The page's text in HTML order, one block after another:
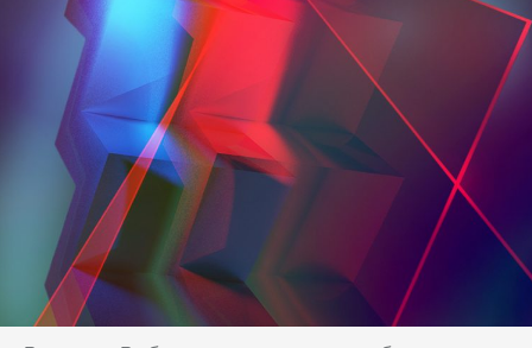
#VectorBucket
#АгентныйИИ
#ЭкосистемаBaum
#ПирамидаBaum
#WALSH #GPU
#Medical
#Здравоохранение
#SWARM #RDMA
#Storage
#NAND #SATA
#NFS
#SNIA #scsi #protocols
#t10
#reservations
#СРК
#BaS
#РезервноеКопирование
#MAMR
#TCP
#GDS #DIF/DIX
#AmongUs
#SensorLM
#ЗащитаДанных
#Product
#it-инфраструктура
#коммутаторы
#Codium
#ComputationalStorage
#StorageArchitecture